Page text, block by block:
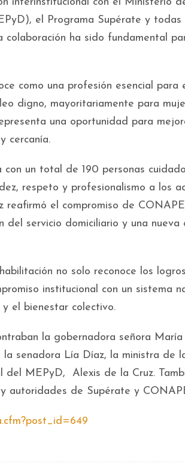
el Programa Supérate y todas
ha sido fundamental
como una profesión esencial para
digno, mayoritariamente para
una oportunidad para
cercanía.
un total de 190 personas
respeto y profesionalismo a los
reafirmó el compromiso de
servicio domiciliario y una nueva
no solo reconoce los
institucional con un sistema
el bienestar colectivo.
la gobernadora señora
la senadora Lía Díaz, la ministra de
del MEPyD, Alexis de la Cruz.
autoridades de Supérate y